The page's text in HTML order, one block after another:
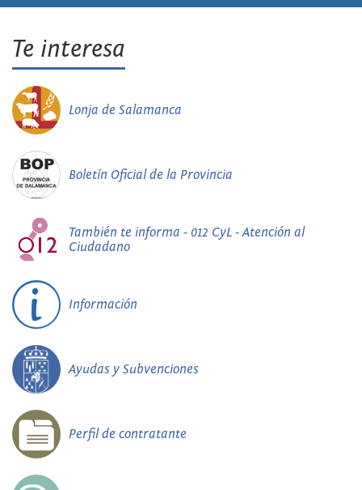
Te interesa
Lonja de Salamanca
Boletín Oficial de la Provincia
También te informa - 012 CyL - Atención al
Ciudadano
Información
Ayudas y Subvenciones
Perfil de contratante